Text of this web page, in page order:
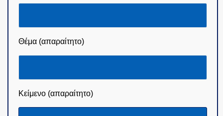
Θέμα (απαραίτητο)
Κείμενο (απαραίτητο)